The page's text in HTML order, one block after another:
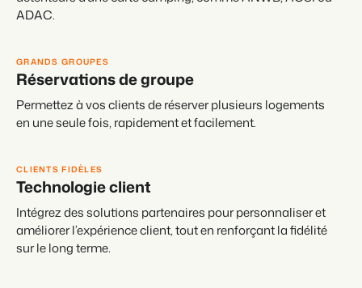
ADAC.
GRANDS GROUPES
Réservations de groupe
Permettez à vos clients de réserver plusieurs logements
en une seule fois, rapidement et facilement.
CLIENTS FIDÈLES
Technologie client
Intégrez des solutions partenaires pour personnaliser et
améliorer l’expérience client, tout en renforçant la fidélité
sur le long terme.